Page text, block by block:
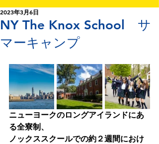
NY The Knox School サ
マーキャンプ
2023年3月6日
ニューヨークのロングアイランドにあ
る全寮制、
ノックススクールでの約２週間におけ